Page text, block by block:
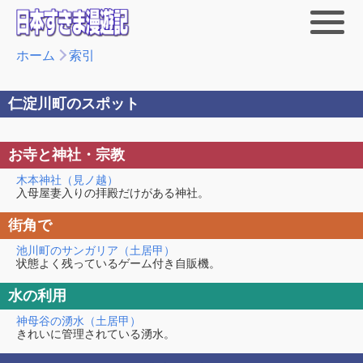
ホーム 索引
仁淀川町のスポット
お寺と神社・宗教
木本神社（見ノ越）
入母屋妻入りの拝殿だけがある神社。
街角で
池川町のサンガリア（土居甲）
状態よく残っているゲーム付き自販機。
水の利用
神母谷の湧水（土居甲）
きれいに管理されている湧水。